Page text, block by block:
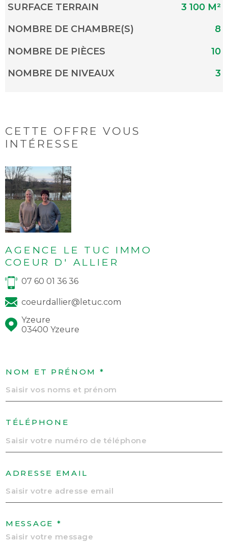
SURFACE TERRAIN
3 100 M²
NOMBRE DE CHAMBRE(S)
8
NOMBRE DE PIÈCES
10
NOMBRE DE NIVEAUX
3
CETTE OFFRE VOUS
INTÉRESSE
AGENCE LE TUC IMMO
COEUR D' ALLIER
07 60 01 36 36
coeurdallier@letuc.com
Yzeure
03400 Yzeure
NOM ET PRÉNOM *
TÉLÉPHONE
ADRESSE EMAIL
MESSAGE *